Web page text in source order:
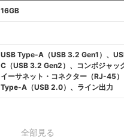
16GB
USB Type-A（USB 3.2 Gen1）、
C（USB 3.2 Gen2）、コンボジャッ
イーサネット・コネクター（RJ-45
Type-A（USB 2.0）、ライン出力
全部見る